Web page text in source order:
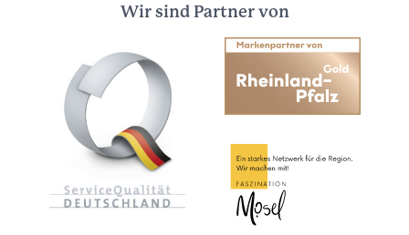
Wir sind Partner von